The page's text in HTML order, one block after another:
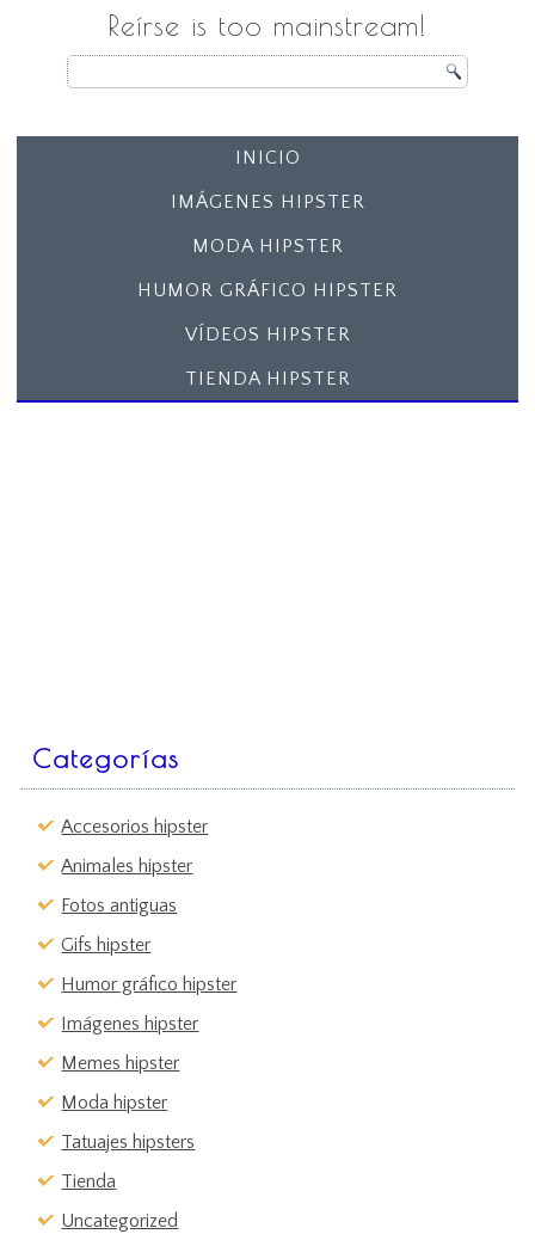
Reírse is too mainstream!
INICIO
IMÁGENES HIPSTER
MODA HIPSTER
HUMOR GRÁFICO HIPSTER
VÍDEOS HIPSTER
TIENDA HIPSTER
Categorías
Accesorios hipster
Animales hipster
Fotos antiguas
Gifs hipster
Humor gráfico hipster
Imágenes hipster
Memes hipster
Moda hipster
Tatuajes hipsters
Tienda
Uncategorized